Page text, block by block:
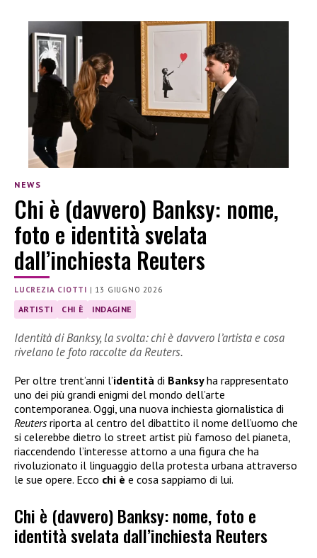
NEWS
Chi è (davvero) Banksy: nome,
foto e identità svelata
dall’inchiesta Reuters
LUCREZIA CIOTTI | 13 GIUGNO 2026
ARTISTI CHI È INDAGINE
Identità di Banksy, la svolta: chi è davvero l’artista e cosa
rivelano le foto raccolte da Reuters.
Per oltre trent’anni l’identità di Banksyha rappresentato
uno dei più grandi enigmi del mondo dell’arte
contemporanea. Oggi, una nuova inchiesta giornalistica di
Reutersriporta al centro del dibattito il nome dell’uomo che
si celerebbe dietro lo street artist più famoso del pianeta,
riaccendendo l’interesse attorno a una figura che ha
rivoluzionato il linguaggio della protesta urbana attraverso
le sue opere. Ecco chi è e cosa sappiamo di lui.
Chi è (davvero) Banksy: nome, foto e
identità svelata dall’inchiesta Reuters